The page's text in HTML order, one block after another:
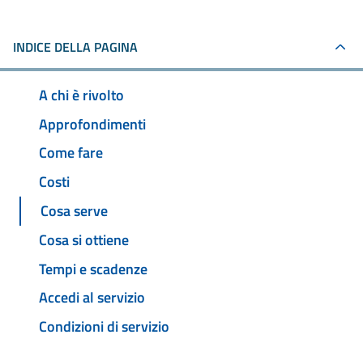
INDICE DELLA PAGINA
A chi è rivolto
Approfondimenti
Come fare
Costi
Cosa serve
Cosa si ottiene
Tempi e scadenze
Accedi al servizio
Condizioni di servizio